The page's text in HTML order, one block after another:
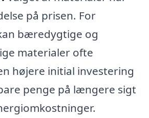
på prisen. For
bæredygtige og
materialer ofte
højere initial investering
penge på længere sigt